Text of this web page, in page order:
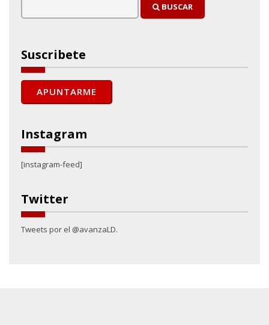
BUSCAR
Suscribete
Instagram
[instagram-feed]
Twitter
Tweets por el @avanzaLD.